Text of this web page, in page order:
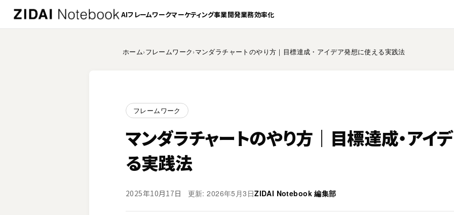
AIフレームワークマーケティング事業開発業務効率化
ホーム›フレームワーク›マンダラチャートのやり方｜目標達成・アイデア発想に使える実践法
フレームワーク
マンダラチャートのやり方｜目標達成・アイ
る実践法
2025年10月17日 更新: 2026年5月3日ZIDAI Notebook 編集部